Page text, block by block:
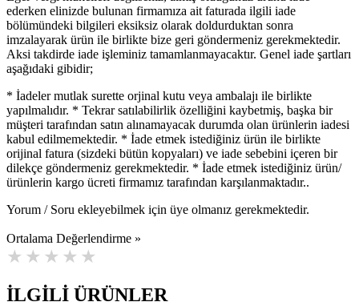
ederken elinizde bulunan firmamıza ait faturada ilgili iade
bölümündeki bilgileri eksiksiz olarak doldurduktan sonra
imzalayarak ürün ile birlikte bize geri göndermeniz gerekmektedir.
Aksi takdirde iade işleminiz tamamlanmayacaktır. Genel iade şartları
aşağıdaki gibidir;
* İadeler mutlak surette orjinal kutu veya ambalajı ile birlikte
yapılmalıdır. * Tekrar satılabilirlik özelliğini kaybetmiş, başka bir
müşteri tarafından satın alınamayacak durumda olan ürünlerin iadesi
kabul edilmemektedir. * İade etmek istediğiniz ürün ile birlikte
orijinal fatura (sizdeki bütün kopyaları) ve iade sebebini içeren bir
dilekçe göndermeniz gerekmektedir. * İade etmek istediğiniz ürün/
ürünlerin kargo ücreti firmamız tarafından karşılanmaktadır..
Yorum / Soru ekleyebilmek için üye olmanız gerekmektedir.
Ortalama Değerlendirme »
İLGİLİ ÜRÜNLER